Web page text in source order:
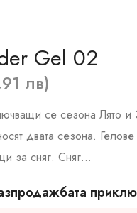
Gel 02
лв)
се сезона Лято и
двата сезона.
за сняг. Сняг...